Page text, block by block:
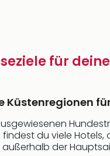
für
Küstenregionen
du viele
der